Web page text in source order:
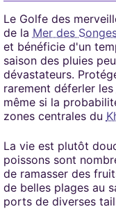
Le Golfe des
de la Mer des
et bénéficie d'un
saison des pluies
dévastateurs.
rarement déferler les
même si la
zones centrales du
La vie est plutôt
poissons sont
de ramasser des
de belles plages au
ports de diverses